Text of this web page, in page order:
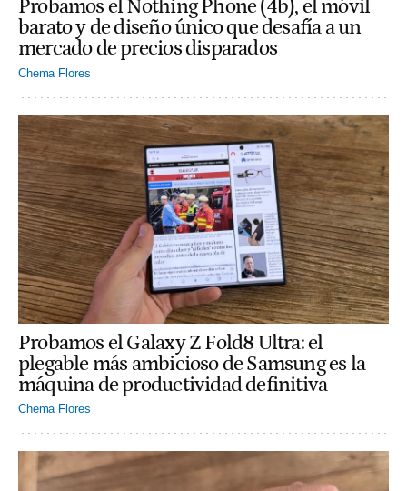
Probamos el Nothing Phone (4b), el móvil
barato y de diseño único que desafía a un
mercado de precios disparados
Chema Flores
Probamos el Galaxy Z Fold8 Ultra: el
plegable más ambicioso de Samsung es la
máquina de productividad definitiva
Chema Flores